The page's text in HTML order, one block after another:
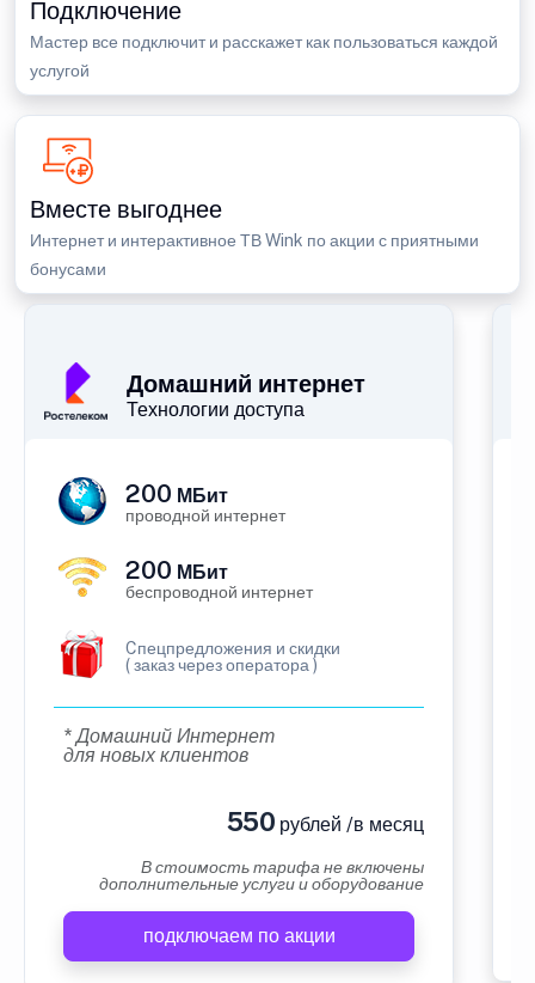
Подключение
Мастер все подключит и расскажет как пользоваться каждой
услугой
Вместе выгоднее
Интернет и интерактивное ТВ Wink по акции с приятными
бонусами
Домашний интернет
Технологии доступа
200 МБит
проводной интернет
200 МБит
беспроводной интернет
Cпецпредложения и скидки
( заказ через оператора )
* Домашний Интернет
для новых клиентов
550 рублей /в месяц
В стоимость тарифа не включены
дополнительные услуги и оборудование
подключаем по акции